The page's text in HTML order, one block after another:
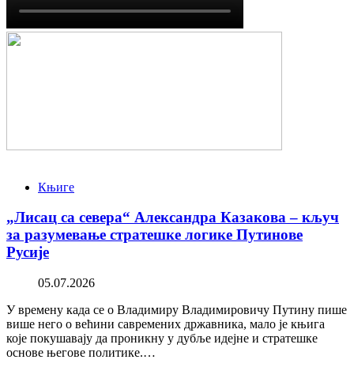
Књиге
„Лисац са севера“ Александра Казакова – кључ
за разумевање стратешке логике Путинове
Русије
05.07.2026
У времену када се о Владимиру Владимировичу Путину пише
више него о већини савремених државника, мало је књига
које покушавају да проникну у дубље идејне и стратешке
основе његове политике.…